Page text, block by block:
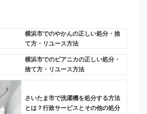
横浜市でのやかんの正しい処分・捨
て方・リユース方法
横浜市でのピアニカの正しい処分・
捨て方・リユース方法
さいたま市で洗濯機を処分する方法
とは？行政サービスとその他の処分